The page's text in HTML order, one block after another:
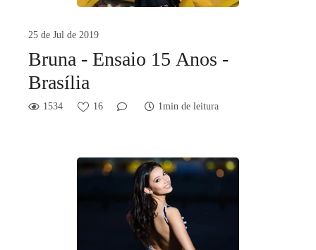
25 de Jul de 2019
Bruna - Ensaio 15 Anos -
Brasília
1534 16 1min de leitura